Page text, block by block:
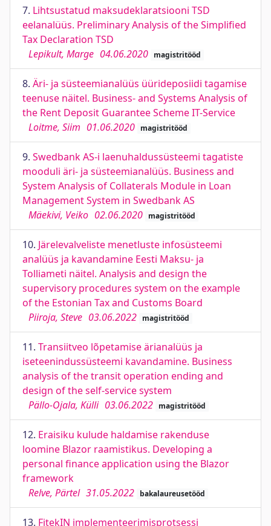
7. Lihtsustatud maksudeklaratsiooni TSD
eelanalüüs. Preliminary Analysis of the Simplified
Tax Declaration TSD
Lepikult, Marge 04.06.2020 magistritööd
8. Äri- ja süsteemianalüüs üürideposiidi tagamise
teenuse näitel. Business- and Systems Analysis of
the Rent Deposit Guarantee Scheme IT-Service
Loitme, Siim 01.06.2020 magistritööd
9. Swedbank AS-i laenuhaldussüsteemi tagatiste
mooduli äri- ja süsteemianalüüs. Business and
System Analysis of Collaterals Module in Loan
Management System in Swedbank AS
Mäekivi, Veiko 02.06.2020 magistritööd
10. Järelevalveliste menetluste infosüsteemi
analüüs ja kavandamine Eesti Maksu- ja
Tolliameti näitel. Analysis and design the
supervisory procedures system on the example
of the Estonian Tax and Customs Board
Piiroja, Steve 03.06.2022 magistritööd
11. Transiitveo lõpetamise ärianalüüs ja
iseteenindussüsteemi kavandamine. Business
analysis of the transit operation ending and
design of the self-service system
Pällo-Ojala, Külli 03.06.2022 magistritööd
12. Eraisiku kulude haldamise rakenduse
loomine Blazor raamistikus. Developing a
personal finance application using the Blazor
framework
Relve, Pärtel 31.05.2022 bakalaureusetööd
13. FitekIN implementeerimisprotsessi